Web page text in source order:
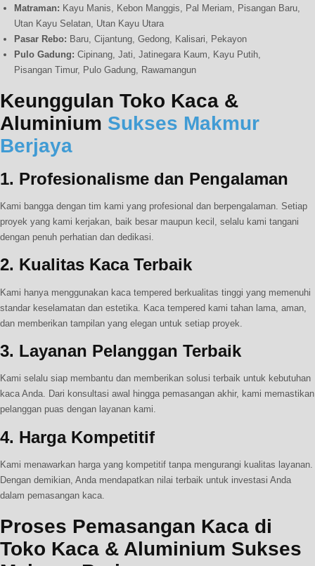
Matraman: Kayu Manis, Kebon Manggis, Pal Meriam, Pisangan Baru,
Utan Kayu Selatan, Utan Kayu Utara
Pasar Rebo: Baru, Cijantung, Gedong, Kalisari, Pekayon
Pulo Gadung: Cipinang, Jati, Jatinegara Kaum, Kayu Putih,
Pisangan Timur, Pulo Gadung, Rawamangun
Keunggulan Toko Kaca &
Aluminium Sukses Makmur
Berjaya
1. Profesionalisme dan Pengalaman
Kami bangga dengan tim kami yang profesional dan berpengalaman. Setiap
proyek yang kami kerjakan, baik besar maupun kecil, selalu kami tangani
dengan penuh perhatian dan dedikasi.
2. Kualitas Kaca Terbaik
Kami hanya menggunakan kaca tempered berkualitas tinggi yang memenuhi
standar keselamatan dan estetika. Kaca tempered kami tahan lama, aman,
dan memberikan tampilan yang elegan untuk setiap proyek.
3. Layanan Pelanggan Terbaik
Kami selalu siap membantu dan memberikan solusi terbaik untuk kebutuhan
kaca Anda. Dari konsultasi awal hingga pemasangan akhir, kami memastikan
pelanggan puas dengan layanan kami.
4. Harga Kompetitif
Kami menawarkan harga yang kompetitif tanpa mengurangi kualitas layanan.
Dengan demikian, Anda mendapatkan nilai terbaik untuk investasi Anda
dalam pemasangan kaca.
Proses Pemasangan Kaca di
Toko Kaca & Aluminium Sukses